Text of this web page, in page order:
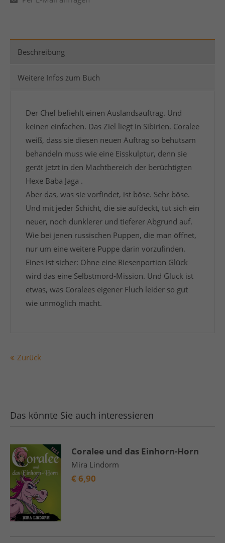
Beschreibung
Weitere Infos zum Buch
Der Chef befiehlt einen Auslandsauftrag. Und
keinen einfachen. Das Ziel liegt in Sibirien. Coralee
weiß, dass sie diesen neuen Auftrag so behutsam
behandeln muss wie eine Eisskulptur, denn sie
gerät jetzt in den Machtbereich der berüchtigten
Hexe Baba Jaga .
Aber das, was sie vorfindet, ist böse. Sehr böse.
Und mit jeder Schicht, die sie aufdeckt, tut sich ein
neuer, noch dunklerer und tieferer Abgrund auf.
Wie bei jenen russischen Puppen, die man öffnet,
nur um eine weitere Puppe darin vorzufinden.
Eines ist sicher: Ohne eine Riesenportion Glück
wird das eine Selbstmord-Mission. Und Glück ist
etwas, was Coralees eigener Fluch leider so gut
wie unmöglich macht.
Zurück
Das könnte Sie auch interessieren
Coralee und das Einhorn-Horn
Mira Lindorm
€ 6,90